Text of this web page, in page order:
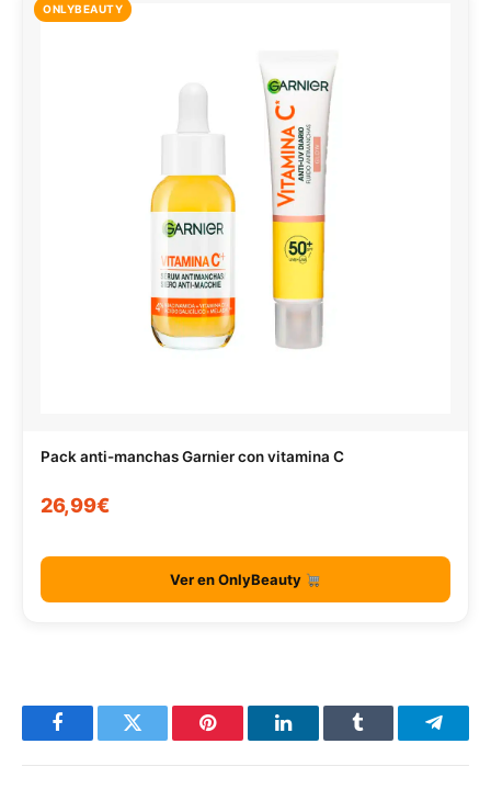
ONLYBEAUTY
Pack anti-manchas Garnier con vitamina C
26,99€
Ver en OnlyBeauty
FacebookTwitter Pinterest LinkedInTumblr